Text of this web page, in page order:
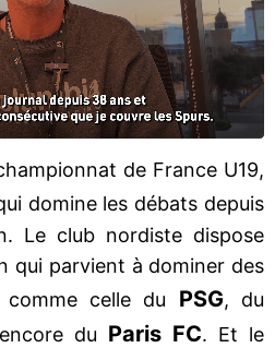
de France U19,
domine les débats depuis
Le club nordiste dispose
qui parvient à dominer des
comme celle du PSG, du
du Paris FC. Et le